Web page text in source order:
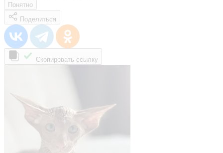
Понятно
Поделиться
Скопировать ссылку